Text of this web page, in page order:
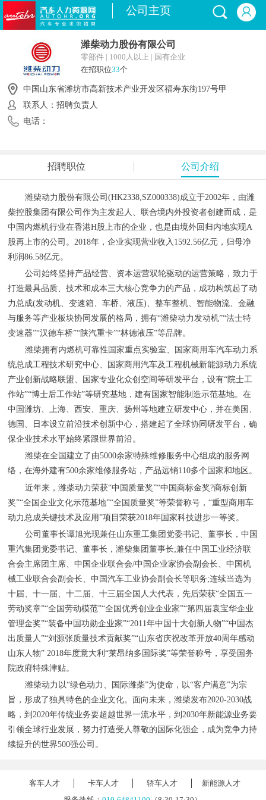
公司主页
潍柴动力股份有限公司
零部件 | 1000人以上 | 国有企业
在招职位33个
中国山东省潍坊市高新技术产业开发区福寿东街197号甲
联系人：招聘负责人
电话：
招聘职位 公司介绍
潍柴动力股份有限公司(HK2338,SZ000338)成立于2002年，由潍
柴控股集团有限公司作为主发起人、联合境内外投资者创建而成，是
中国内燃机行业在香港H股上市的企业，也是由境外回归内地实现A
股再上市的公司。2018年，企业实现营业收入1592.56亿元，归母净
利润86.58亿元。
公司始终坚持产品经营、资本运营双轮驱动的运营策略，致力于
打造最具品质、技术和成本三大核心竞争力的产品，成功构筑起了动
力总成(发动机、变速箱、车桥、液压)、整车整机、智能物流、金融
与服务等产业板块协同发展的格局，拥有“潍柴动力发动机”“法士特
变速器”“汉德车桥”“陕汽重卡”“林德液压”等品牌。
潍柴拥有内燃机可靠性国家重点实验室、国家商用车汽车动力系
统总成工程技术研究中心、国家商用汽车及工程机械新能源动力系统
产业创新战略联盟、国家专业化众创空间等研发平台，设有“院士工
作站”“博士后工作站”等研究基地，建有国家智能制造示范基地。在
中国潍坊、上海、西安、重庆、扬州等地建立研发中心，并在美国、
德国、日本设立前沿技术创新中心，搭建起了全球协同研发平台，确
保企业技术水平始终紧跟世界前沿。
潍柴在全国建立了由5000余家特殊维修服务中心组成的服务网
络，在海外建有500余家维修服务站，产品远销110多个国家和地区。
近年来，潍柴动力荣获“中国质量奖”“中国商标金奖?商标创新
奖”“全国企业文化示范基地”“全国质量奖”等荣誉称号，“重型商用车
动力总成关键技术及应用”项目荣获2018年国家科技进步一等奖。
公司董事长谭旭光现兼任山东重工集团党委书记、董事长，中国
重汽集团党委书记、董事长，潍柴集团董事长;兼任中国工业经济联
合会主席团主席、中国企业联合会/中国企业家协会副会长、中国机
械工业联合会副会长、中国汽车工业协会副会长等职务;连续当选为
十届、十一届、十二届、十三届全国人大代表，先后荣获“全国五一
劳动奖章”“全国劳动模范”“全国优秀创业企业家”“第四届袁宝华企业
管理金奖”“装备中国功勋企业家”“2011年中国十大创新人物”“中国杰
出质量人”“刘源张质量技术贡献奖”“山东省庆祝改革开放40周年感动
山东人物” 2018年度意大利“莱昂纳多国际奖”等荣誉称号，享受国务
院政府特殊津贴。
潍柴动力以“绿色动力、国际潍柴”为使命，以“客户满意”为宗
旨，形成了独具特色的企业文化。面向未来，潍柴发布2020-2030战
略，到2020年传统业务要超越世界一流水平，到2030年新能源业务要
引领全球行业发展，努力打造受人尊敬的国际化强企，成为竞争力持
续提升的世界500强公司。
客车人才 卡车人才 轿车人才 新能源人才